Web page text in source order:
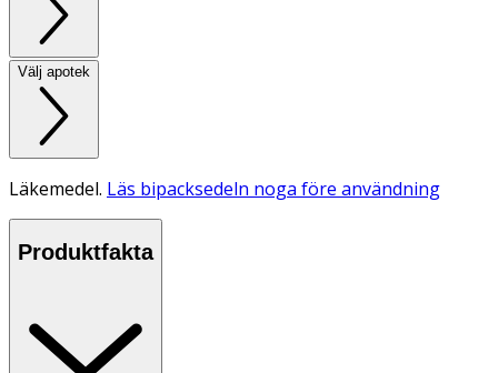
Välj apotek
Läkemedel. Läs bipacksedeln noga före användning
Produktfakta